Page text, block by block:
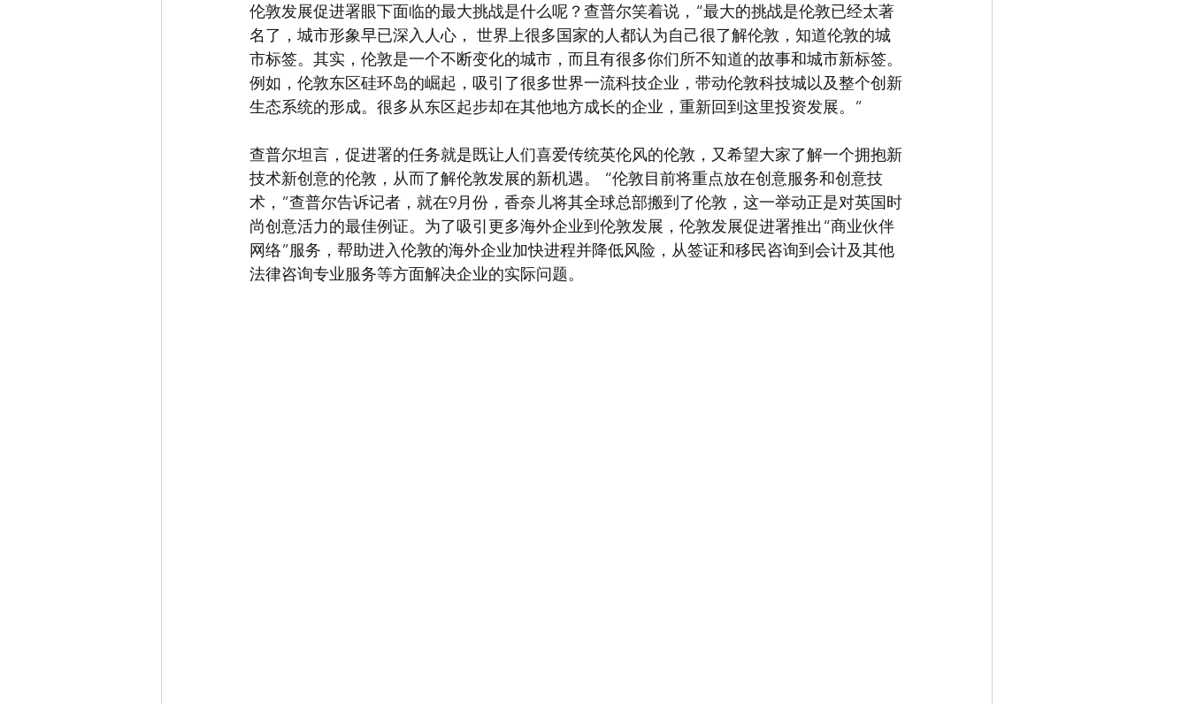
伦敦发展促进署眼下面临的最大挑战是什么呢？查普尔笑着说，“最大的挑战是伦敦已经太著
名了，城市形象早已深入人心， 世界上很多国家的人都认为自己很了解伦敦，知道伦敦的城
市标签。其实，伦敦是一个不断变化的城市，而且有很多你们所不知道的故事和城市新标签。
例如，伦敦东区硅环岛的崛起，吸引了很多世界一流科技企业，带动伦敦科技城以及整个创新
生态系统的形成。很多从东区起步却在其他地方成长的企业，重新回到这里投资发展。”
查普尔坦言，促进署的任务就是既让人们喜爱传统英伦风的伦敦，又希望大家了解一个拥抱新
技术新创意的伦敦，从而了解伦敦发展的新机遇。 “伦敦目前将重点放在创意服务和创意技
术，”查普尔告诉记者，就在9月份，香奈儿将其全球总部搬到了伦敦，这一举动正是对英国时
尚创意活力的最佳例证。为了吸引更多海外企业到伦敦发展，伦敦发展促进署推出“商业伙伴
网络”服务，帮助进入伦敦的海外企业加快进程并降低风险，从签证和移民咨询到会计及其他
法律咨询专业服务等方面解决企业的实际问题。